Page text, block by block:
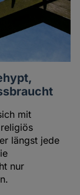
mit
längst jede
nur